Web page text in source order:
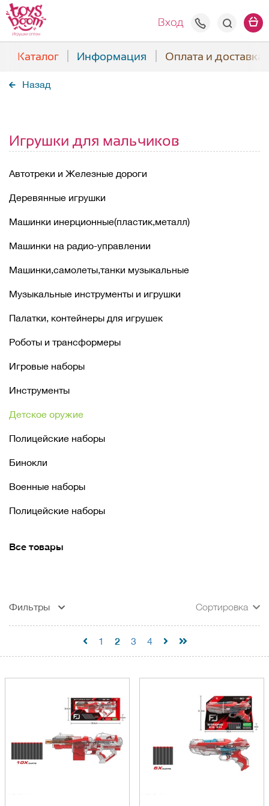
Вход +7(938)
Каталог Информация Оплата и доставка
Назад
Игрушки для мальчиков
Автотреки и Железные дороги
Деревянные игрушки
Машинки инерционные(пластик,металл)
Машинки на радио-управлении
Машинки,самолеты,танки музыкальные
Музыкальные инструменты и игрушки
Палатки, контейнеры для игрушек
Роботы и трансформеры
Игровые наборы
Инструменты
Детское оружие
Полицейские наборы
Бинокли
Военные наборы
Полицейские наборы
Все товары
Фильтры Сортировка
1 2 3 4